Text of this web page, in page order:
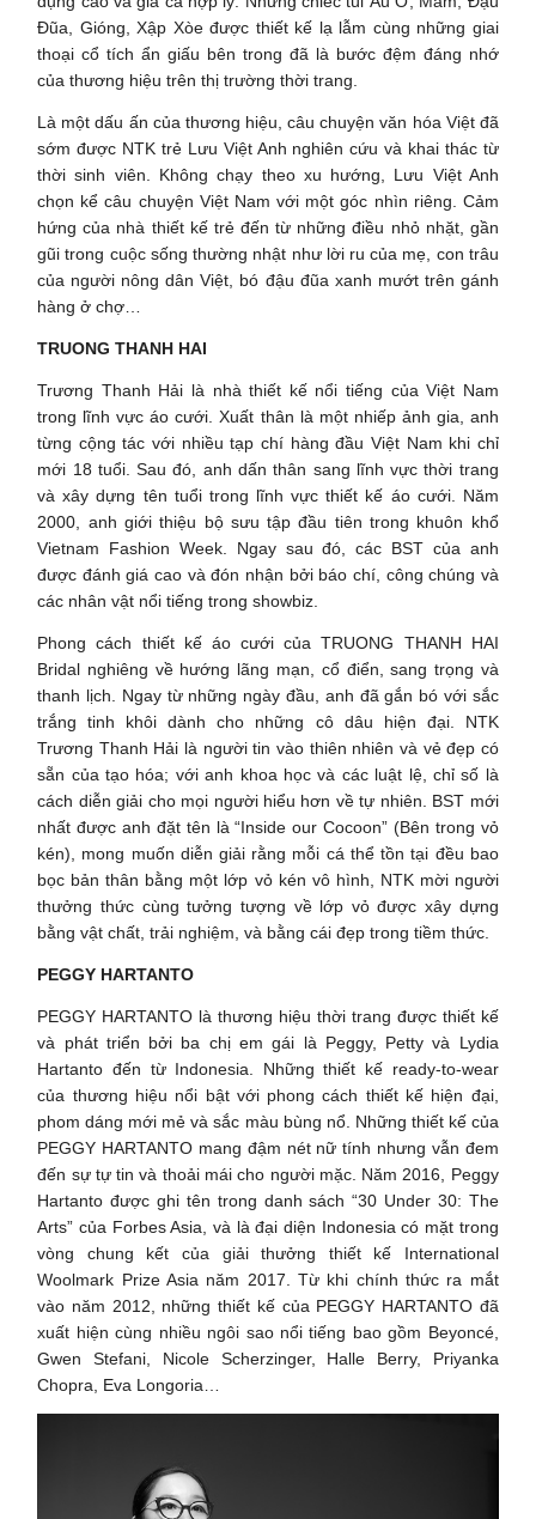
Đũa, Gióng, Xập Xòe được thiết kế lạ lẫm cùng những giai
thoại cổ tích ẩn giấu bên trong đã là bước đệm đáng nhớ
của thương hiệu trên thị trường thời trang.
Là một dấu ấn của thương hiệu, câu chuyện văn hóa Việt đã
sớm được NTK trẻ Lưu Việt Anh nghiên cứu và khai thác từ
thời sinh viên. Không chạy theo xu hướng, Lưu Việt Anh
chọn kể câu chuyện Việt Nam với một góc nhìn riêng. Cảm
hứng của nhà thiết kế trẻ đến từ những điều nhỏ nhặt, gần
gũi trong cuộc sống thường nhật như lời ru của mẹ, con trâu
của người nông dân Việt, bó đậu đũa xanh mướt trên gánh
hàng ở chợ…
TRUONG THANH HAI
Trương Thanh Hải là nhà thiết kế nổi tiếng của Việt Nam
trong lĩnh vực áo cưới. Xuất thân là một nhiếp ảnh gia, anh
từng cộng tác với nhiều tạp chí hàng đầu Việt Nam khi chỉ
mới 18 tuổi. Sau đó, anh dấn thân sang lĩnh vực thời trang
và xây dựng tên tuổi trong lĩnh vực thiết kế áo cưới. Năm
2000, anh giới thiệu bộ sưu tập đầu tiên trong khuôn khổ
Vietnam Fashion Week. Ngay sau đó, các BST của anh
được đánh giá cao và đón nhận bởi báo chí, công chúng và
các nhân vật nổi tiếng trong showbiz.
Phong cách thiết kế áo cưới của TRUONG THANH HAI
Bridal nghiêng về hướng lãng mạn, cổ điển, sang trọng và
thanh lịch. Ngay từ những ngày đầu, anh đã gắn bó với sắc
trắng tinh khôi dành cho những cô dâu hiện đại. NTK
Trương Thanh Hải là người tin vào thiên nhiên và vẻ đẹp có
sẵn của tạo hóa; với anh khoa học và các luật lệ, chỉ số là
cách diễn giải cho mọi người hiểu hơn về tự nhiên. BST mới
nhất được anh đặt tên là “Inside our Cocoon” (Bên trong vỏ
kén), mong muốn diễn giải rằng mỗi cá thể tồn tại đều bao
bọc bản thân bằng một lớp vỏ kén vô hình, NTK mời người
thưởng thức cùng tưởng tượng về lớp vỏ được xây dựng
bằng vật chất, trải nghiệm, và bằng cái đẹp trong tiềm thức.
PEGGY HARTANTO
PEGGY HARTANTO là thương hiệu thời trang được thiết kế
và phát triển bởi ba chị em gái là Peggy, Petty và Lydia
Hartanto đến từ Indonesia. Những thiết kế ready-to-wear
của thương hiệu nổi bật với phong cách thiết kế hiện đại,
phom dáng mới mẻ và sắc màu bùng nổ. Những thiết kế của
PEGGY HARTANTO mang đậm nét nữ tính nhưng vẫn đem
đến sự tự tin và thoải mái cho người mặc. Năm 2016, Peggy
Hartanto được ghi tên trong danh sách “30 Under 30: The
Arts” của Forbes Asia, và là đại diện Indonesia có mặt trong
vòng chung kết của giải thưởng thiết kế International
Woolmark Prize Asia năm 2017. Từ khi chính thức ra mắt
vào năm 2012, những thiết kế của PEGGY HARTANTO đã
xuất hiện cùng nhiều ngôi sao nổi tiếng bao gồm Beyoncé,
Gwen Stefani, Nicole Scherzinger, Halle Berry, Priyanka
Chopra, Eva Longoria…